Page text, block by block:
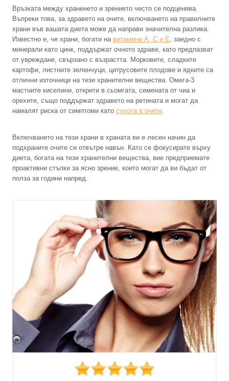
Връзката между храненето и зрението често се подценява.
Въпреки това, за здравето на очите, включването на правилните
храни във вашата диета може да направи значителна разлика.
Известно е, че храни, богати на витамини А, С и Е, заедно с
минерали като цинк, поддържат очното здраве, като предпазват
от увреждане, свързано с възрастта. Морковите, сладките
картофи, листните зеленчуци, цитрусовите плодове и ядките са
отлични източници на тези хранителни вещества. Омега-3
мастните киселини, открити в сьомгата, семената от чиа и
орехите, също поддържат здравето на ретината и могат да
намалят риска от симптоми като сухота в очите.
Включването на тези храни в храната ви е лесен начин да
подхраните очите си отвътре навън. Като се фокусирате върху
диета, богата на тези хранителни вещества, вие предприемате
проактивни стъпки за ясно зрение, които могат да ви бъдат от
полза за години напред.